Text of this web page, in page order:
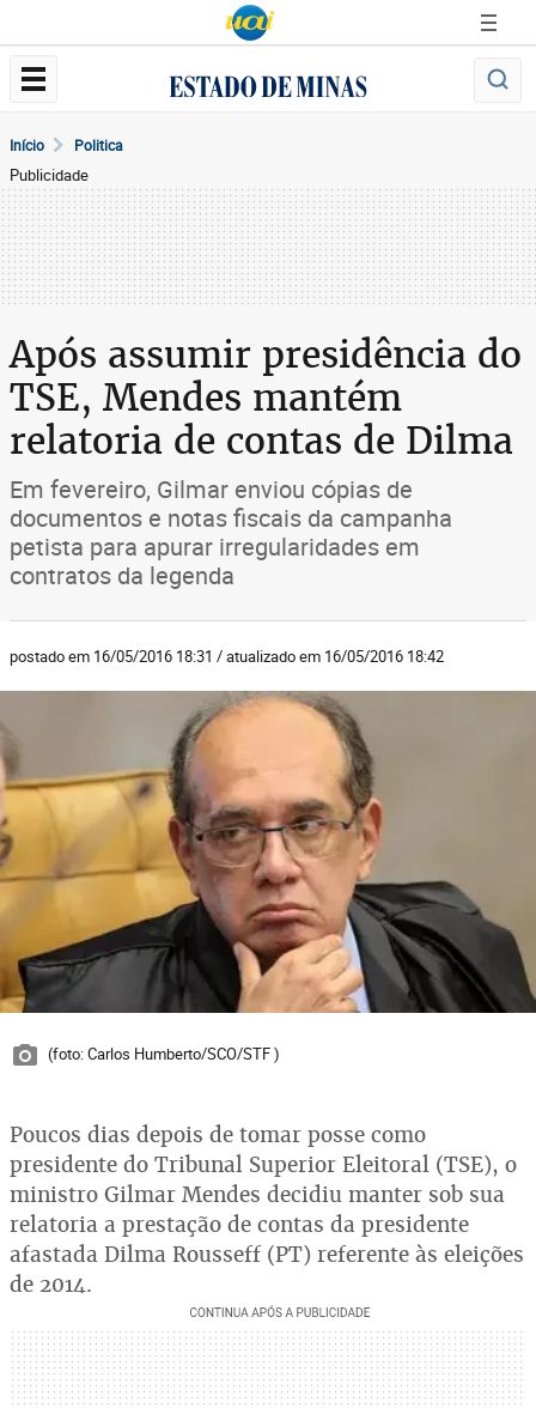
Início Politica
Publicidade
Após assumir presidência do
TSE, Mendes mantém
relatoria de contas de Dilma
Em fevereiro, Gilmar enviou cópias de
documentos e notas fiscais da campanha
petista para apurar irregularidades em
contratos da legenda
postado em 16/05/2016 18:31 / atualizado em 16/05/2016 18:42
(foto: Carlos Humberto/SCO/STF )
Poucos dias depois de tomar posse como
presidente do Tribunal Superior Eleitoral (TSE), o
ministro Gilmar Mendes decidiu manter sob sua
relatoria a prestação de contas da presidente
afastada Dilma Rousseff (PT) referente às eleições
de 2014.